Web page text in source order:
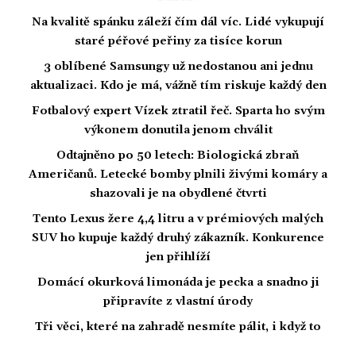
Na kvalitě spánku záleží čím dál víc. Lidé vykupují
staré péřové peřiny za tisíce korun
3 oblíbené Samsungy už nedostanou ani jednu
aktualizaci. Kdo je má, vážně tím riskuje každý den
Fotbalový expert Vízek ztratil řeč. Sparta ho svým
výkonem donutila jenom chválit
Odtajněno po 50 letech: Biologická zbraň
Američanů. Letecké bomby plnili živými komáry a
shazovali je na obydlené čtvrti
Tento Lexus žere 4,4 litru a v prémiových malých
SUV ho kupuje každý druhý zákazník. Konkurence
jen přihlíží
Domácí okurková limonáda je pecka a snadno ji
připravíte z vlastní úrody
Tři věci, které na zahradě nesmíte pálit, i když to